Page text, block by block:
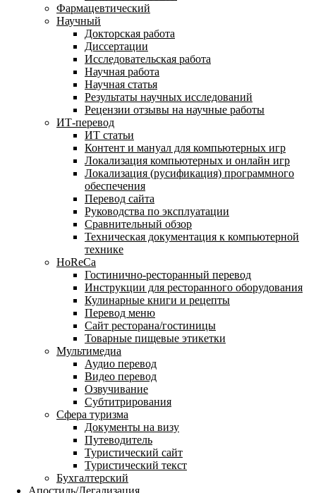
Фармацевтический
Научный
Докторская работа
Диссертации
Исследовательская работа
Научная работа
Научная статья
Результаты научных исследований
Рецензии отзывы на научные работы
ИТ-перевод
ИТ статьи
Контент и мануал для компьютерных игр
Локализация компьютерных и онлайн игр
Локализация (русификация) программного
обеспечения
Перевод сайта
Руководства по эксплуатации
Сравнительный обзор
Техническая документация к компьютерной
технике
HoReCa
Гостинично-ресторанный перевод
Инструкции для ресторанного оборудования
Кулинарные книги и рецепты
Перевод меню
Сайт ресторана/гостиницы
Товарные пищевые этикетки
Мультимедиа
Аудио перевод
Видео перевод
Озвучивание
Субтитрирования
Сфера туризма
Документы на визу
Путеводитель
Туристический сайт
Туристический текст
Бухгалтерский
Апостиль/Легализация